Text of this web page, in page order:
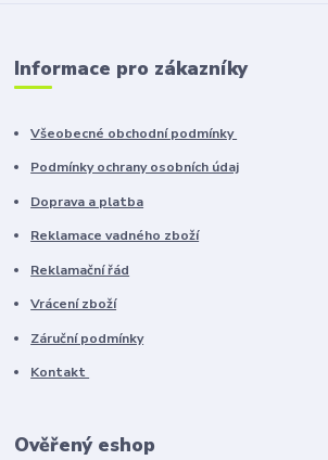
Informace pro zákazníky
Všeobecné obchodní podmínky
Podmínky ochrany osobních údaj
Doprava a platba
Reklamace vadného zboží
Reklamační řád
Vrácení zboží
Záruční podmínky
Kontakt
Ověřený eshop